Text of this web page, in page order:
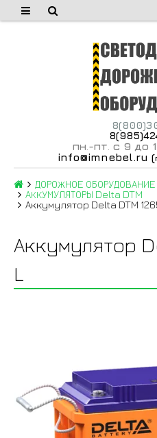
пн -пт с 9 до
info@imnebel.ru (
ДОРОЖНОЕ ОБОРУДОВАНИЕ
АККУМУЛЯТОРЫ Delta DTM
Аккумулятор Delta DTM
Аккумулятор
L